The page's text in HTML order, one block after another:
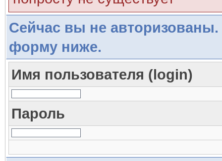
Сейчас вы не авторизованы.
форму ниже.
Имя пользователя (login)
Пароль